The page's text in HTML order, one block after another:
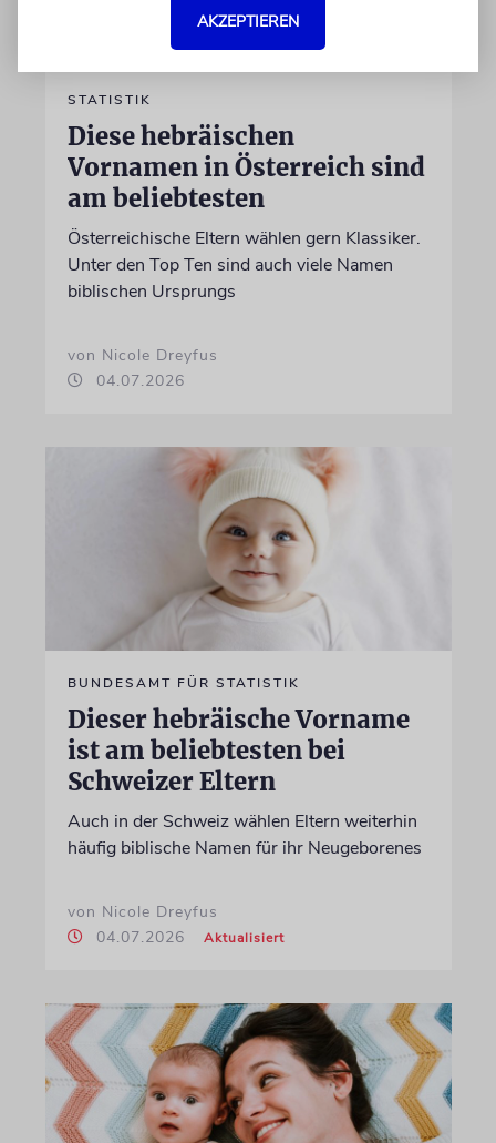
STATISTIK
Diese hebräischen
Vornamen in Österreich sind
am beliebtesten
Österreichische Eltern wählen gern Klassiker.
Unter den Top Ten sind auch viele Namen
biblischen Ursprungs
von Nicole Dreyfus
04.07.2026
BUNDESAMT FÜR STATISTIK
Dieser hebräische Vorname
ist am beliebtesten bei
Schweizer Eltern
Auch in der Schweiz wählen Eltern weiterhin
häufig biblische Namen für ihr Neugeborenes
von Nicole Dreyfus
04.07.2026
Aktualisiert
AKZEPTIEREN